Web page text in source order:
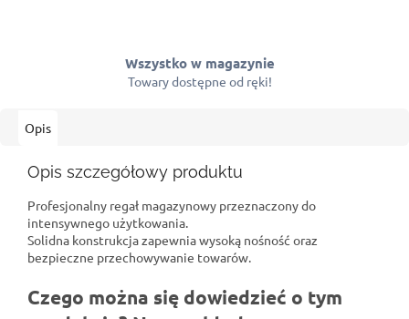
Wszystko w magazynie
Towary dostępne od ręki!
Opis
Opis szczegółowy produktu
Profesjonalny regał magazynowy przeznaczony do
intensywnego użytkowania.
Solidna konstrukcja zapewnia wysoką nośność oraz
bezpieczne przechowywanie towarów.
Czego można się dowiedzieć o tym